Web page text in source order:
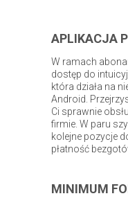
APLIKACJA
W ramach
dostęp do
która działa na
Android.
Ci sprawnie
firmie. W paru
kolejne pozycje
płatność
MINIMUM